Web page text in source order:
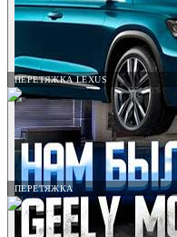
ПЕРЕТЯЖКА LEXUS
ПЕРЕТЯЖКА